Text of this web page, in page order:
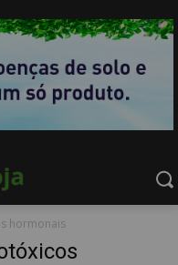
hormonais